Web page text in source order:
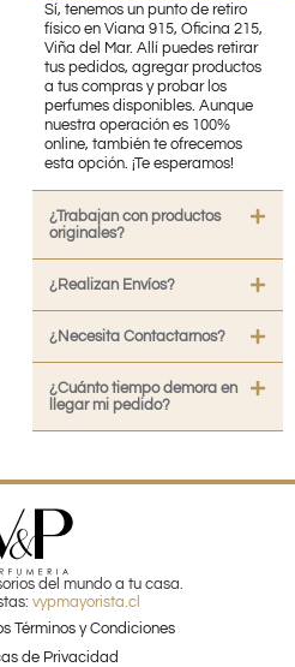
Sí, tenemos un punto de retiro
físico en Viana 915, Oficina 215,
Viña del Mar. Allí puedes retirar
tus pedidos, agregar productos
a tus compras y probar los
perfumes disponibles. Aunque
nuestra operación es 100%
online, también te ofrecemos
esta opción. ¡Te esperamos!
¿Trabajan con productos
originales?
¿Realizan Envíos?
¿Necesita Contactarnos?
¿Cuánto tiempo demora en
llegar mi pedido?
del mundo a tu casa.
vypmayorista.cl
Términos y Condiciones
de Privacidad